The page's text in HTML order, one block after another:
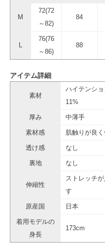
M
72(72
～82)
84
L
76(76
～86)
88
アイテム詳細
素材
ハイテンシ
11%
厚み 中薄手
素材感 肌触りが良
透け感 なし
裏地 なし
伸縮性
ストレッチ
す
原産国 日本
着用モデルの
身長
173cm